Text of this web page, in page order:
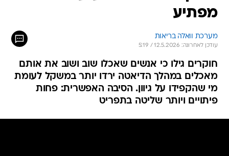
מפתיע
מערכת וואלה בריאות
עודכן לאחרונה: 12.5.2026 / 5:19
חוקרים גילו כי אנשים שאכלו שוב ושוב את אותם
מאכלים במהלך הדיאטה ירדו יותר במשקל לעומת
מי שהקפידו על גיוון. הסיבה האפשרית: פחות
פיתויים ויותר שליטה בתפריט